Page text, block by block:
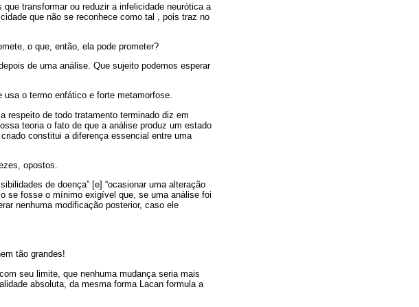
transformar ou reduzir a infelicidade neurótica a
que não se reconhece como tal , pois traz no
o que, então, ela pode prometer?
de uma análise. Que sujeito podemos esperar
o termo enfático e forte metamorfose.
respeito de todo tratamento terminado diz em
teoria o fato de que a análise produz um estado
constitui a diferença essencial entre uma
opostos.
de doença” [e] “ocasionar uma alteração
se fosse o mínimo exigível que, se uma análise foi
nenhuma modificação posterior, caso ele
tão grandes!
seu limite, que nenhuma mudança seria mais
absoluta, da mesma forma Lacan formula a